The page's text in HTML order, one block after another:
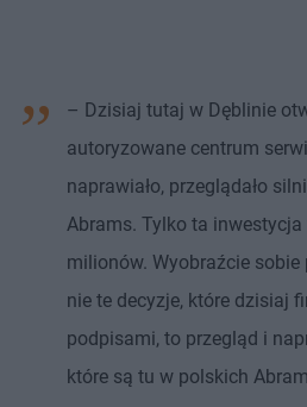
– Dzisiaj tutaj w Dęblinie
autoryzowane centrum
naprawiało, przeglądało
Abrams. Tylko ta
milionów. Wyobraźcie sobie
nie te decyzje, które dzisiaj
podpisami, to przegląd i
które są tu w polskich